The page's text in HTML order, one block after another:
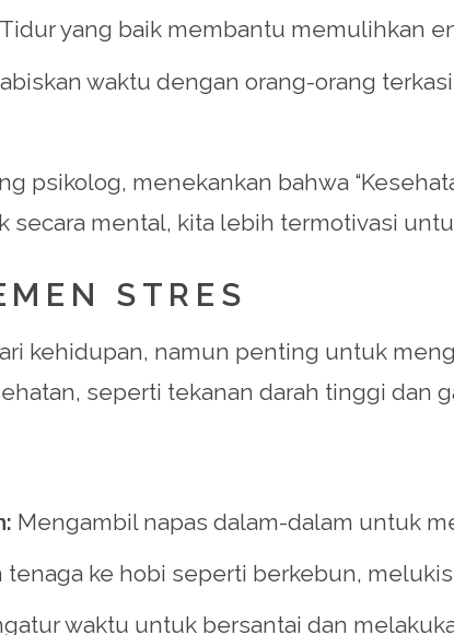
Tidur yang baik membantu memulihkan
waktu dengan orang-orang
psikolog, menekankan bahwa
secara mental, kita lebih termotivasi
STRES
kehidupan, namun penting untuk
seperti tekanan darah tinggi dan
Mengambil napas dalam-dalam untuk
tenaga ke hobi seperti berkebun,
waktu untuk bersantai dan